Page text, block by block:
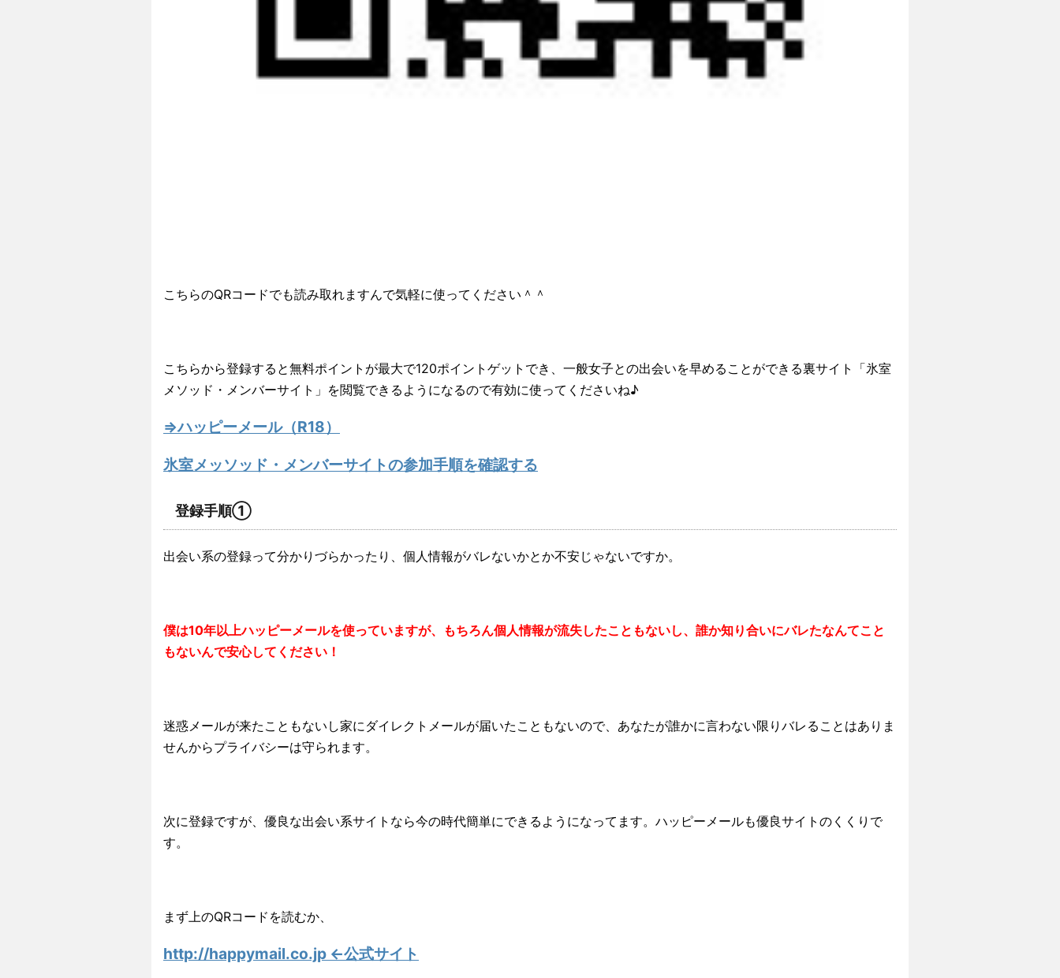
こちらのQRコードでも読み取れますんで気軽に使ってください＾＾
こちらから登録すると無料ポイントが最大で120ポイントゲットでき、一般女子との出会いを早めることができる裏サイト「氷室
メソッド・メンバーサイト」を閲覧できるようになるので有効に使ってくださいね♪
⇒ハッピーメール（R18）
氷室メッソッド・メンバーサイトの参加手順を確認する
登録手順①
出会い系の登録って分かりづらかったり、個人情報がバレないかとか不安じゃないですか。
僕は10年以上ハッピーメールを使っていますが、もちろん個人情報が流失したこともないし、誰か知り合いにバレたなんてこと
もないんで安心してください！
迷惑メールが来たこともないし家にダイレクトメールが届いたこともないので、あなたが誰かに言わない限りバレることはありま
せんからプライバシーは守られます。
次に登録ですが、優良な出会い系サイトなら今の時代簡単にできるようになってます。ハッピーメールも優良サイトのくくりで
す。
まず上のQRコードを読むか、
http://happymail.co.jp ←公式サイト